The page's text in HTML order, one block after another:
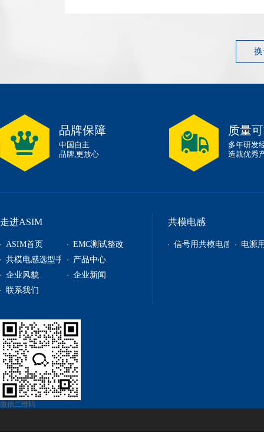
品牌保障
中国自主
品牌,更放心
质量
多年研发
造就优秀
走进ASIM
ASIM首页
EMC测试整改
共模电感选型手册 产品中心
信号用共模电感
企业风貌
企业新闻
联系我们
共模电感
信号用共模电感 电源
微信二维码